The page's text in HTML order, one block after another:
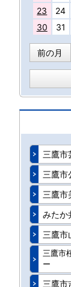
23
24
30
31
前の月
三鷹市
三鷹市
三鷹市
みたか
三鷹市
三鷹市
ー
三鷹市